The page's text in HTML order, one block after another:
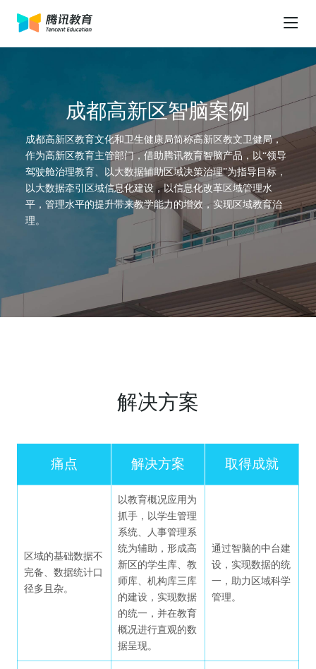
行业解决方案
基础教育
腾讯青少年人工智能教育解决方案
腾讯教育数字基座解决方案
高等教育
校企合作人才培养解决方案
腾讯微校校园卡解决方案
腾讯高校一网通办2.0解决方案
腾讯云培训认证解决方案
合作伙伴
教学类
绚星云学习平台
考试星智能化考试平台
营销类
螳螂教育行业SCRM
教研类
云蝶助教
客户案例
关于
成都高新区智脑案例
成都高新区教育文化和卫生健康局简称高新区教文卫健局，
作为高新区教育主管部门，借助腾讯教育智脑产品，以“领导
驾驶舱治理教育、以大数据辅助区域决策治理”为指导目标，
以大数据牵引区域信息化建设，以信息化改革区域管理水
平，管理水平的提升带来教学能力的增效，实现区域教育治
理。
解决方案
痛点 解决方案 取得成就
区域的基础数据不
完备、数据统计口
径多且杂。
以教育概况应用为
抓手，以学生管理
系统、人事管理系
统为辅助，形成高
新区的学生库、教
师库、机构库三库
的建设，实现数据
的统一，并在教育
概况进行直观的数
据呈现。
通过智脑的中台建
设，实现数据的统
一，助力区域科学
管理。